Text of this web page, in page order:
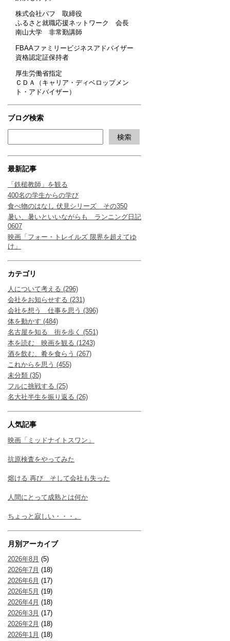
株式会社パフ 取締役
ふるさと就職応援ネットワーク 会長
南山大学 非常勤講師
FBAAファミリービジネスアドバイザー
資格認定証保持者
厚生労働省指定
ＣＤＡ（キャリア・ディベロップメン
ト・アドバイザー）
ブログ検索
最新記事
「鉄槌教師」を観る
400名の学生からの学び
食べ物のはなし 伏見シリーズ その350
暑い、暑いといいながらも ランニング日記
0607
映画「フォー・トレイルズ 限界を超えてゆ
け」
カテゴリ
人について考える (296)
会社をお知らせする (231)
会社を想う 仕事を思う (396)
体を動かす (484)
名古屋を知る 街を歩く (551)
本を読む 映画を観る (1243)
酒を飲む、肴を食らう (267)
これからを思う (455)
未分類 (35)
フルに挑戦する (25)
名大社半生を振り返る (26)
人気記事
映画「ミッドナイトスワン」
抗原検査をやってみた
熔ける 再び そして会社も失った
人間にとって成熟とは何か
ちょっと寂しい・・・。
月別アーカイブ
2026年8月 (5)
2026年7月 (18)
2026年6月 (17)
2026年5月 (19)
2026年4月 (18)
2026年3月 (17)
2026年2月 (18)
2026年1月 (18)